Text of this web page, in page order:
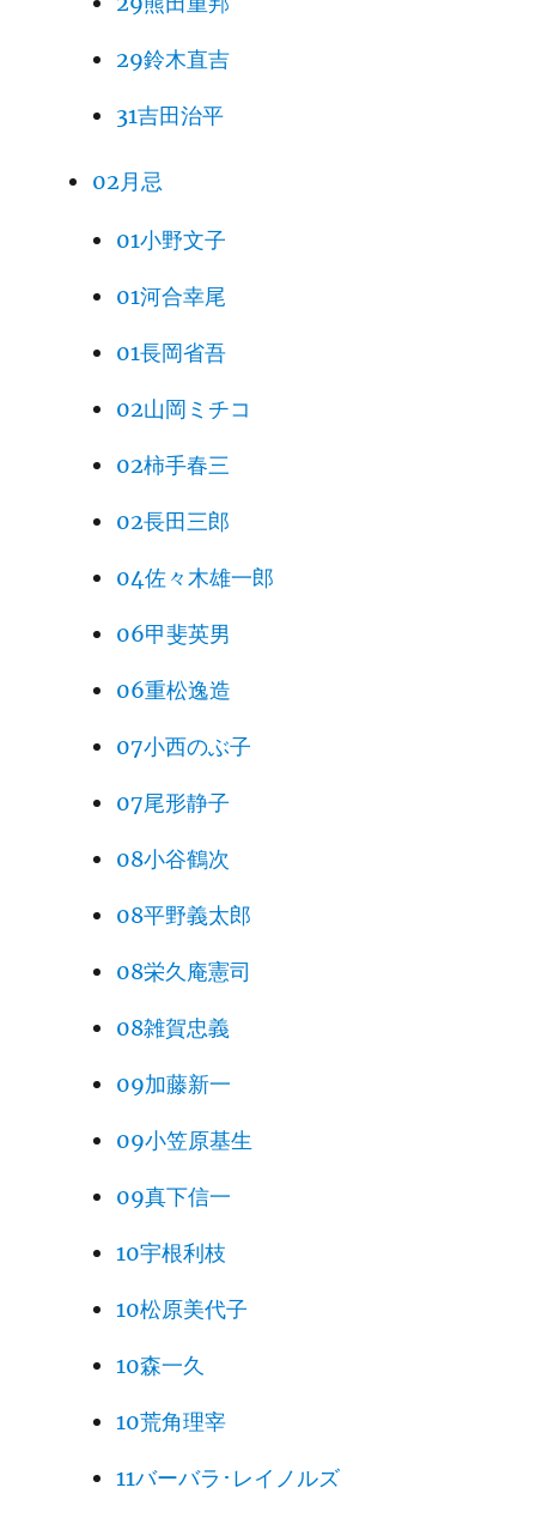
29鈴木直吉
31吉田治平
02月忌
01小野文子
01河合幸尾
01長岡省吾
02山岡ミチコ
02柿手春三
02長田三郎
04佐々木雄一郎
06甲斐英男
06重松逸造
07小西のぶ子
07尾形静子
08小谷鶴次
08平野義太郎
08栄久庵憲司
08雑賀忠義
09加藤新一
09小笠原基生
09真下信一
10宇根利枝
10松原美代子
10森一久
10荒角理宰
11バーバラ･レイノルズ